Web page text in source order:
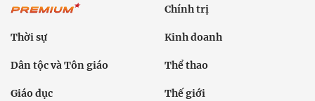
Chính trị
Thời sự Kinh doanh
Dân tộc và Tôn giáo Thể thao
Giáo dục Thế giới